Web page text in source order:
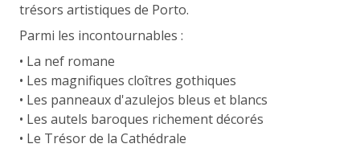
trésors artistiques de Porto.
Parmi les incontournables :
• La nef romane
• Les magnifiques cloîtres gothiques
• Les panneaux d'azulejos bleus et blancs
• Les autels baroques richement décorés
• Le Trésor de la Cathédrale